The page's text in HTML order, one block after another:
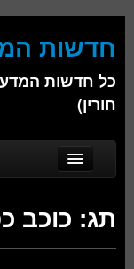
חדשות
כל חדשות
חורין)
Main menu
to primary content
to secondary content
אודותתג: כוכב